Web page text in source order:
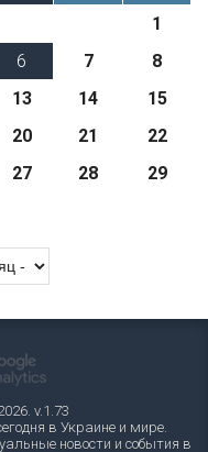
1
6 7
8
13 14
15
20 21
22
27 28
29
v.1.73
в Украине и мире.
новости и события в